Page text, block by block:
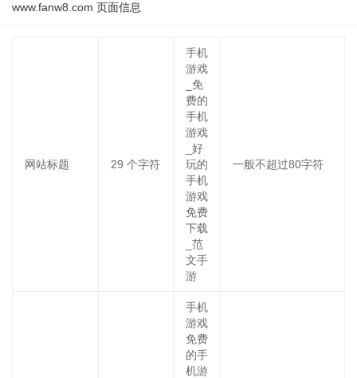
www.fanw8.com 页面信息
网站标题 29 个字符
手机
游戏
_免
费的
手机
游戏
_好
玩的
手机
游戏
免费
下载
_范
文手
游
一般不超过80字符
手机
游戏
免费
的手
机游